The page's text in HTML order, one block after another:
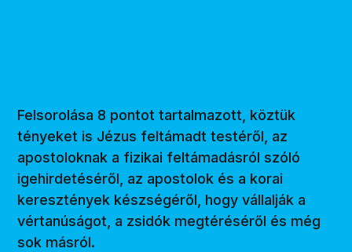
Felsorolása 8 pontot tartalmazott, köztük
tényeket is Jézus feltámadt testéről, az
apostoloknak a fizikai feltámadásról szóló
igehirdetéséről, az apostolok és a korai
keresztények készségéről, hogy vállalják a
vértanúságot, a zsidók megtéréséről és még
sok másról.